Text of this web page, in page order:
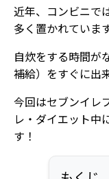
近年、コンビニで
多く置かれていま
自炊をする時間が
補給）をすぐに出
今回はセブンイレ
レ・ダイエット中
す！